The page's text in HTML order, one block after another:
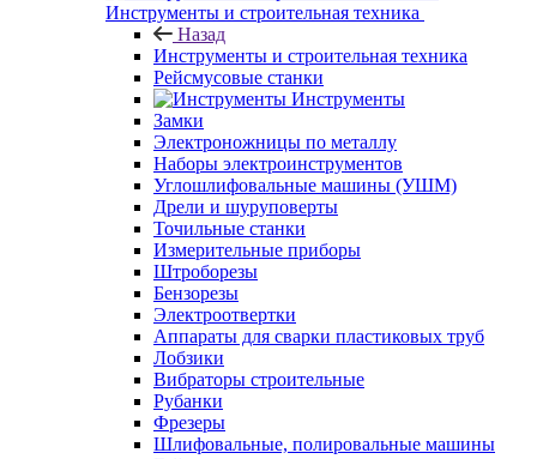
Инструменты и строительная техника
Назад
Инструменты и строительная техника
Рейсмусовые станки
Инструменты
Замки
Электроножницы по металлу
Наборы электроинструментов
Углошлифовальные машины (УШМ)
Дрели и шуруповерты
Точильные станки
Измерительные приборы
Штроборезы
Бензорезы
Электроотвертки
Аппараты для сварки пластиковых труб
Лобзики
Вибраторы строительные
Рубанки
Фрезеры
Шлифовальные, полировальные машины